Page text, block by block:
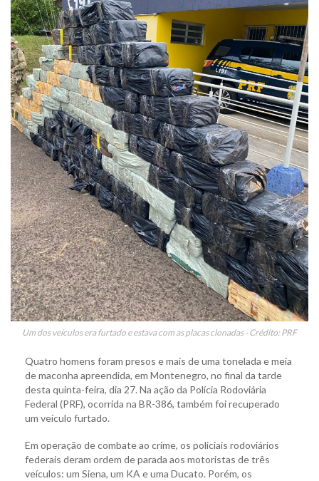
Um dos veículos era furtado e estava com as placas clonadas - Crédito: PRF
Quatro homens foram presos e mais de uma tonelada e meia
de maconha apreendida, em Montenegro, no final da tarde
desta quinta-feira, dia 27. Na ação da Polícia Rodoviária
Federal (PRF), ocorrida na BR-386, também foi recuperado
um veículo furtado.
Em operação de combate ao crime, os policiais rodoviários
federais deram ordem de parada aos motoristas de três
veículos: um Siena, um KA e uma Ducato. Porém, os